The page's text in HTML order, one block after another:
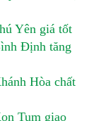
Yên giá tốt
Định tăng
Hòa chất
Tum giao